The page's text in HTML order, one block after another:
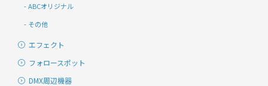
ABCオリジナル
その他
エフェクト
フォロースポット
DMX周辺機器